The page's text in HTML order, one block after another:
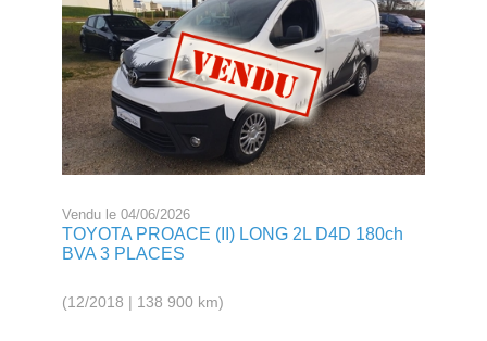
Vendu le 04/06/2026
TOYOTA PROACE (II) LONG 2L D4D 180ch
BVA 3 PLACES
(12/2018 | 138 900 km)